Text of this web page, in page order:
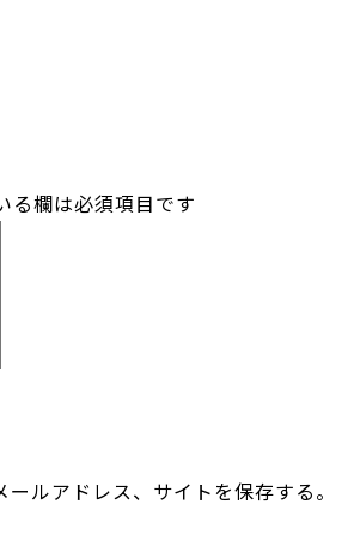
る欄は必須項目です
ルアドレス、サイトを保存する。